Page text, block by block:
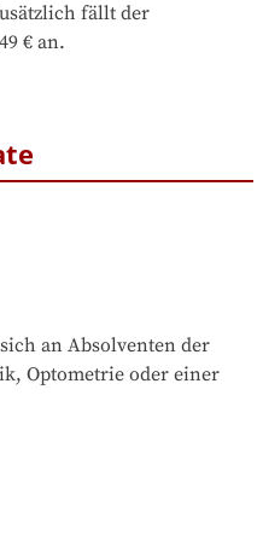
fällt der
€ an.
an Absolventen der
Optometrie oder einer